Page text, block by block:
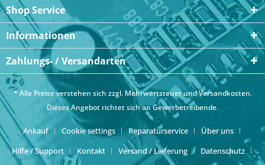
Shop Service
Informationen
Zahlungs- / Versandarten
* Alle Preise verstehen sich zzgl. Mehrwertsteuer undVersandkosten.
Dieses Angebot richtet sich an Gewerbetreibende.
Ankauf Cookie settings Reparaturservice
Über uns
Hilfe / Support
Kontakt Versand / Lieferung
Datenschutz